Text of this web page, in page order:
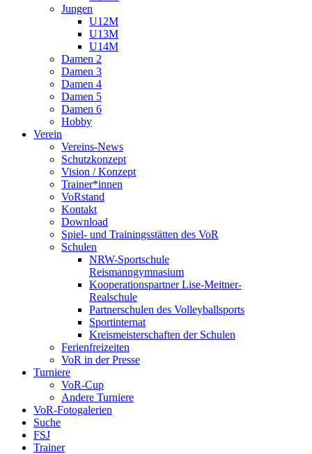
Jungen
U12M
U13M
U14M
Damen 2
Damen 3
Damen 4
Damen 5
Damen 6
Hobby
Verein
Vereins-News
Schutzkonzept
Vision / Konzept
Trainer*innen
VoRstand
Kontakt
Download
Spiel- und Trainingsstätten des VoR
Schulen
NRW-Sportschule
Reismanngymnasium
Kooperationspartner Lise-Meitner-
Realschule
Partnerschulen des Volleyballsports
Sportinternat
Kreismeisterschaften der Schulen
Ferienfreizeiten
VoR in der Presse
Turniere
VoR-Cup
Andere Turniere
VoR-Fotogalerien
Suche
FSJ
Trainer